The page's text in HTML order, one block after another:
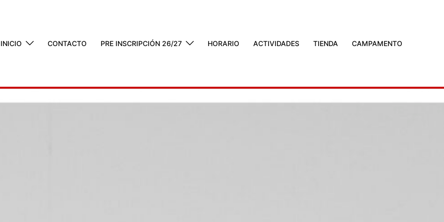
INICIO CONTACTO PRE INSCRIPCIÓN 26/27 HORARIO ACTIVIDADES TIENDA CAMPAMENTO